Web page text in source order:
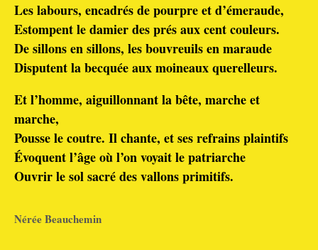
Les labours, encadrés de pourpre et d’émeraude,
Estompent le damier des prés aux cent couleurs.
De sillons en sillons, les bouvreuils en maraude
Disputent la becquée aux moineaux querelleurs.
Et l’homme, aiguillonnant la bête, marche et
marche,
Pousse le coutre. Il chante, et ses refrains plaintifs
Évoquent l’âge où l’on voyait le patriarche
Ouvrir le sol sacré des vallons primitifs.
Nérée Beauchemin